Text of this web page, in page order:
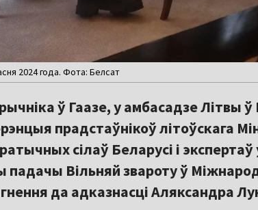
2024 года. Фота: Белсат
ў Гаазе, у амбасадзе Літвы
прадстаўнікоў літоўскага
сілаў Беларусі і
падачы Вільняй звароту ў
да адказнасці Аляксандра